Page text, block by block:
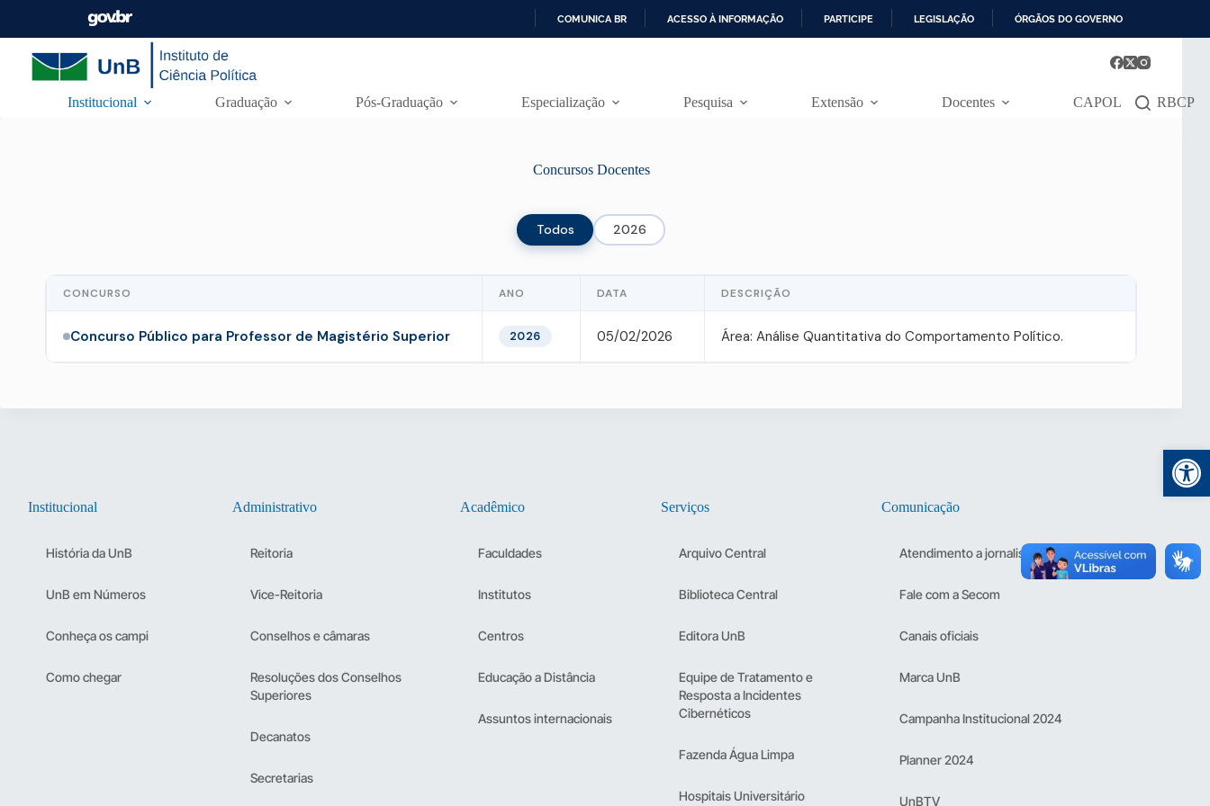
O
COMUNICA BR ACESSO À INFORMAÇÃO PARTICIPE LEGISLAÇÃO ÓRGÃOS DO GOVERNO
Institucional Graduação Pós-Graduação Especialização Pesquisa Extensão Docentes CAPOL RBCP
Concursos Docentes
Todos 2026
CONCURSO ANO DATA DESCRIÇÃO
Concurso Público para Professor de Magistério Superior 2026 05/02/2026 Área: Análise Quantitativa do Comportamento Político.
Institucional
História da UnB
UnB em Números
Conheça os campi
Como chegar
Administrativo
Reitoria
Vice-Reitoria
Conselhos e câmaras
Resoluções dos Conselhos
Superiores
Decanatos
Secretarias
Acadêmico
Faculdades
Institutos
Centros
Educação a Distância
Assuntos internacionais
Serviços
Arquivo Central
Biblioteca Central
Editora UnB
Equipe de Tratamento e
Resposta a Incidentes
Cibernéticos
Fazenda Água Limpa
Hospitais Universitário
Comunicação
Atendimento a jornalistas
Fale com a Secom
Canais oficiais
Marca UnB
Campanha Institucional 2024
Planner 2024
UnBTV